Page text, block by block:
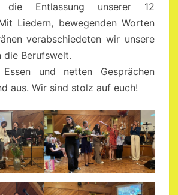
Entlassung unserer 12
Liedern, bewegenden Worten
verabschiedeten wir unsere
die Berufswelt.
und netten Gesprächen
aus. Wir sind stolz auf euch!